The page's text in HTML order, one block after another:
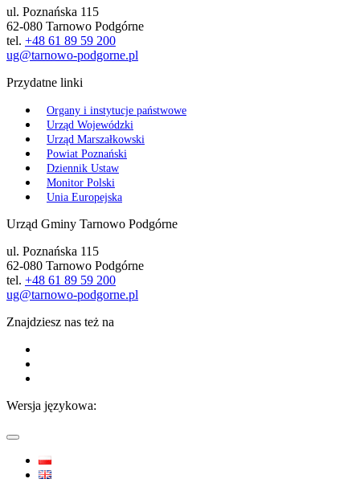
ul. Poznańska 115
62-080 Tarnowo Podgórne
tel. +48 61 89 59 200
ug@tarnowo-podgorne.pl
Przydatne linki
Organy i instytucje państwowe
Urząd Wojewódzki
Urząd Marszałkowski
Powiat Poznański
Dziennik Ustaw
Monitor Polski
Unia Europejska
Urząd Gminy Tarnowo Podgórne
ul. Poznańska 115
62-080 Tarnowo Podgórne
tel. +48 61 89 59 200
ug@tarnowo-podgorne.pl
Znajdziesz nas też na
Wersja językowa: